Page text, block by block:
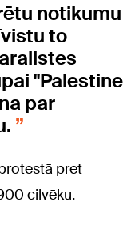
notikumu
to
"Palestine
par
pret
cilvēku.